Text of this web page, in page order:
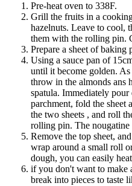
Pre-heat oven to 338F.
Grill the fruits in a
hazelnuts. Leave to cool,
them with the rolling pin.
Prepare a sheet of
Using a sauce pan of
until it become golden. As
throw in the almonds ans
spatula. Immediately
parchment, fold the sheet
the two sheets , and roll
rolling pin. The
Remove the top sheet,
wrap around a small roll
dough, you can easily
if you don't want to make
break into pieces to taste